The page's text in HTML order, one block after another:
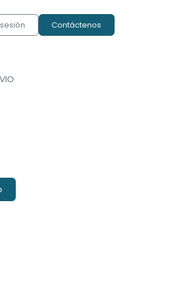
Contáctenos